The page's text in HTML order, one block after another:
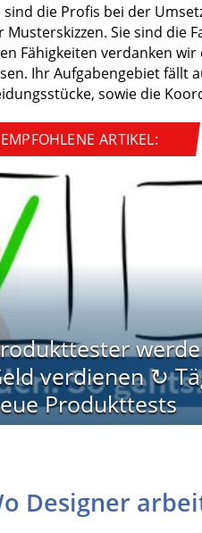
sind die Profis bei der
Musterskizzen. Sie sind die
Fähigkeiten verdanken
Ihr Aufgabengebiet fällt
sowie die
EMPFOHLENE ARTIKEL:
verdienen ↻
Produkttests
Designer